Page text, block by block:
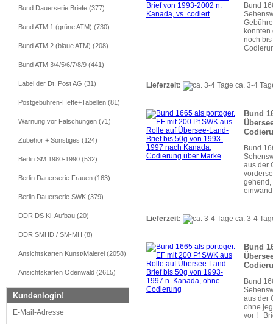
Bund
konnten
noch
Lieferzeit: ca. 3-4
Bund
Bund
aus der
gehend,
Lieferzeit: ca. 3-4
Bund
Bund
aus der
ohne
vor !
Bund Dauerserie Briefe (377)
Bund ATM 1 (grüne ATM) (730)
Bund ATM 2 (blaue ATM) (208)
Bund ATM 3/4/5/6/7/8/9 (441)
Label der Dt. Post AG (31)
Postgebühren-Hefte+Tabellen (81)
Warnung vor Fälschungen (71)
Zubehör + Sonstiges (124)
Berlin SM 1980-1990 (532)
Berlin Dauerserie Frauen (163)
Berlin Dauerserie SWK (379)
DDR DS Kl. Aufbau (20)
DDR SMHD / SM-MH (8)
Ansichtskarten Kunst/Malerei (2058)
Ansichtskarten Odenwald (2615)
Kundenlogin!
E-Mail-Adresse